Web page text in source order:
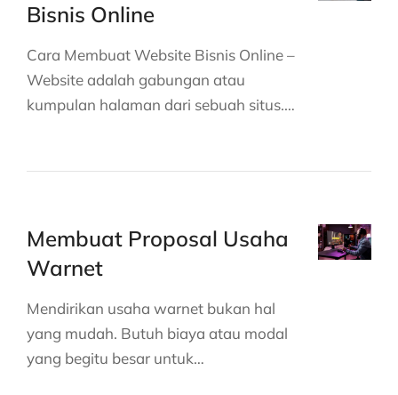
Bisnis Online
Cara Membuat Website Bisnis Online –
Website adalah gabungan atau
kumpulan halaman dari sebuah situs.…
Membuat Proposal Usaha
Warnet
Mendirikan usaha warnet bukan hal
yang mudah. Butuh biaya atau modal
yang begitu besar untuk…